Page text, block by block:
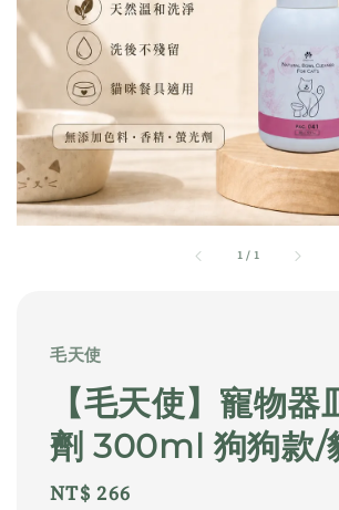
1 / 1
毛天使
【毛天使】寵物器
劑 300ml 狗狗款/
Regular
NT$ 266